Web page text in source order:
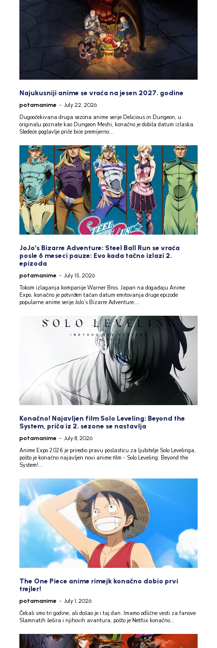
Najukusniji anime se vraća na jesen 2027. godine
potamanime - July 22, 2026
Dugoočekivana druga sezona anime serije Delicious in Dungeon, u
originalu poznate kao Dungeon Meshi, konačno je dobila datum izlaska.
Sledeće poglavlje priče biće premijerno...
JoJo’s Bizarre Adventure: Steel Ball Run se vraća
posle 6 meseci pauze: Evo kada tačno izlazi 2.
epizoda
potamanime - July 15, 2026
Tokom izlaganja kompanije Warner Bros. Japan na događaju Anime
Expo, konačno je potvrđen tačan datum emitovanja druge epizode
popularne anime serije JoJo’s Bizarre Adventure:...
Konačno! Najavljen film Solo Leveling: Beyond the
System, priča iz 2. sezone se nastavlja
potamanime - July 8, 2026
Anime Expo 2026 je priredio pravu poslasticu za ljubitelje Solo Levelinga,
pošto je konačno najavljen novi anime film - Solo Leveling: Beyond the
System!...
The One Piece anime rimejk konačno dobio prvi
trejler!
potamanime - July 1, 2026
Čekali smo tri godine, ali došao je i taj dan. Imamo odlične vesti za fanove
Slamnatih šešira i njihovih avantura, pošto je Netflix konačno...